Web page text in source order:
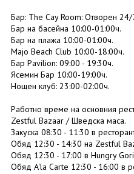
Бар: The Cay Room: Отворен 24/
Бар на басейна 10:00-01:00ч.
Бар на плажа 10:00-01:00ч.
Majo Beach Club 10:00-18:00ч.
Бар Pavilion: 09:00 - 19:30ч.
Ясемин Бар 10:00-19:00ч.
Нощен клуб: 23:00-02:00ч.
Работно време на основния
Zestful Bazaar / Шведска маса.
Закуска 08:30 - 11:30 в
Обяд 12:30 - 14:30 на Zestful
Обяд 12:30 - 17:00 в Hungry
Обяд A'la Carte 12:30 - 16:00 в